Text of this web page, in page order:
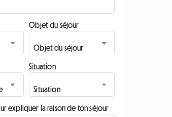
Objet du séjour
Situation
expliquer la raison de ton séjour